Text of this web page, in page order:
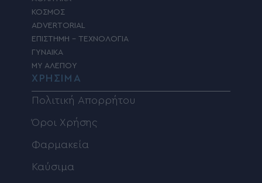
ΚΟΣΜΟΣ
ADVERTORIAL
ΕΠΙΣΤΗΜΗ – ΤΕΧΝΟΛΟΓΙΑ
ΓΥΝΑΙΚΑ
MY ΑΛΕΠΟΥ
ΧΡΗΣΙΜΑ
Πολιτική Απορρήτου
Όροι Χρήσης
Φαρμακεία
Καύσιμα